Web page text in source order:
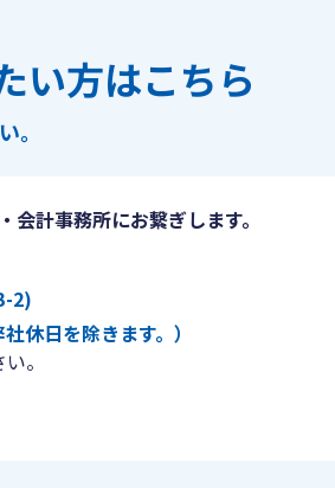
い方はこちら
。
計事務所にお繋ぎします。
2)
休日を除きます。）
。